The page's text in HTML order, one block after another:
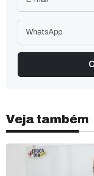
Veja também